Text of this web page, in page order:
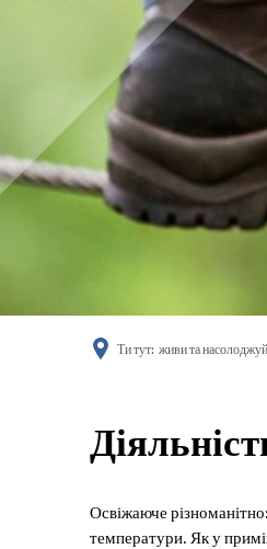
Ти тут: живи та
Діяльність
Освіжаюче
температури. Як у